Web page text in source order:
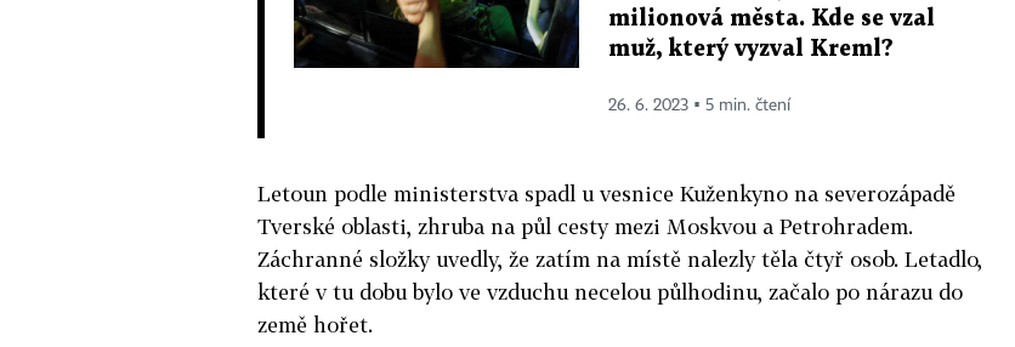
milionová města. Kde se vzal
muž, který vyzval Kreml?
26. 6. 2023 ▪ 5 min. čtení
Letoun podle ministerstva spadl u vesnice Kuženkyno na severozápadě
Tverské oblasti, zhruba na půl cesty mezi Moskvou a Petrohradem.
Záchranné složky uvedly, že zatím na místě nalezly těla čtyř osob. Letadlo,
které v tu dobu bylo ve vzduchu necelou půlhodinu, začalo po nárazu do
země hořet.